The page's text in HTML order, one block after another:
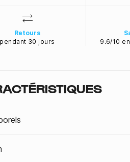
Retours
pendant 30 jours
9.6/10